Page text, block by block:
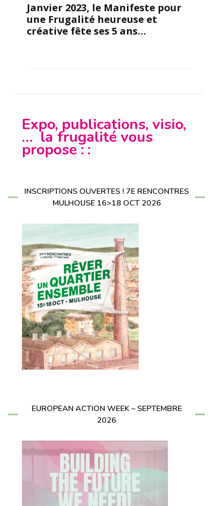
Janvier 2023, le Manifeste pour
une Frugalité heureuse et
créative fête ses 5 ans…
Expo, publications, visio,
… la frugalité vous
propose : :
INSCRIPTIONS OUVERTES ! 7E RENCONTRES
MULHOUSE 16>18 OCT 2026
EUROPEAN ACTION WEEK – SEPTEMBRE
2026